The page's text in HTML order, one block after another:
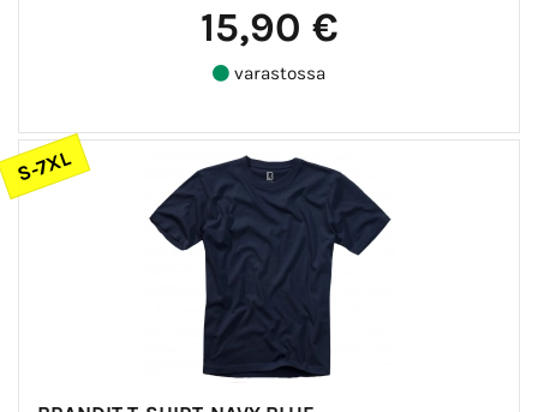
15,90 €
varastossa
S-7XL